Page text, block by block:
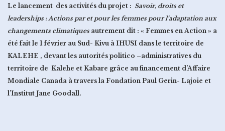
Le lancement des activités du projet : Savoir, droits et
leaderships : Actions par et pour les femmes pour l’adaptation aux
changements climatiques autrement dit : « Femmes en Action » a
été fait le 1 février au Sud- Kivu à IHUSI dans le territoire de
KALEHE , devant les autorités politico –administratives du
territoire de Kalehe et Kabare grâce au financement d’Affaire
Mondiale Canada à travers la Fondation Paul Gerin- Lajoie et
l’Institut Jane Goodall.